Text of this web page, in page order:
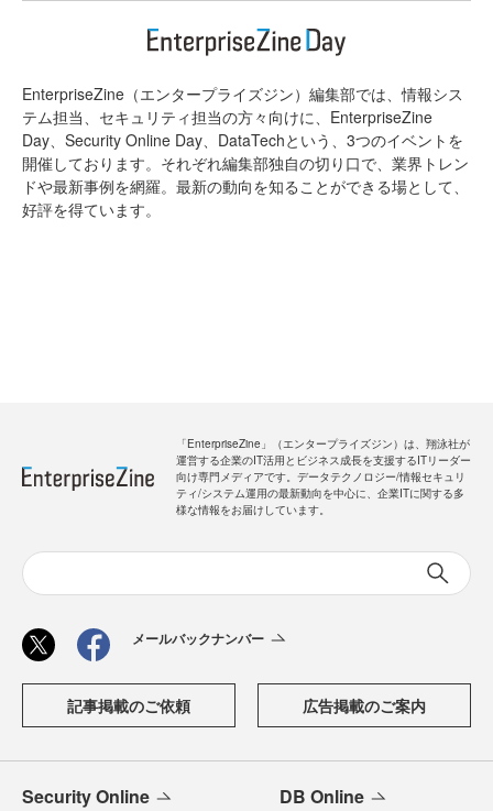
EnterpriseZine（エンタープライズジン）編集部では、情報シス
テム担当、セキュリティ担当の方々向けに、EnterpriseZine
Day、Security Online Day、DataTechという、3つのイベントを
開催しております。それぞれ編集部独自の切り口で、業界トレン
ドや最新事例を網羅。最新の動向を知ることができる場として、
好評を得ています。
「EnterpriseZine」（エンタープライズジン）は、翔泳社が
運営する企業のIT活用とビジネス成長を支援するITリーダー
向け専門メディアです。データテクノロジー/情報セキュリ
ティ/システム運用の最新動向を中心に、企業ITに関する多
様な情報をお届けしています。
メールバックナンバー
記事掲載のご依頼 広告掲載のご案内
Security Online DB Online